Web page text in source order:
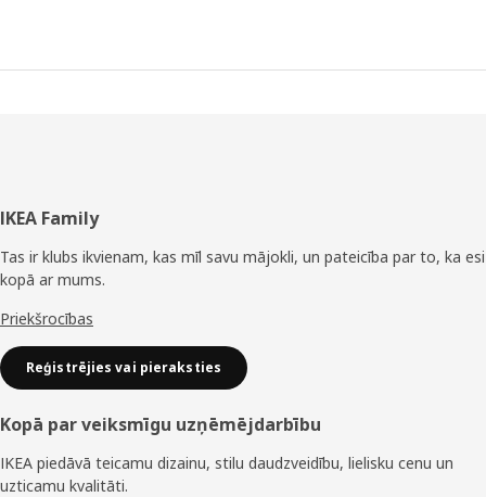
Kājene
IKEA Family
Tas ir klubs ikvienam, kas mīl savu mājokli, un pateicība par to, ka esi
kopā ar mums.
Priekšrocības
Reģistrējies vai pieraksties
Kopā par veiksmīgu uzņēmējdarbību
IKEA piedāvā teicamu dizainu, stilu daudzveidību, lielisku cenu un
uzticamu kvalitāti.